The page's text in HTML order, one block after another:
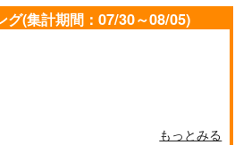
グ(集計期間：07/30～08/05)
もっとみる